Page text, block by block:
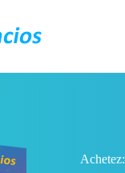
Achetez: